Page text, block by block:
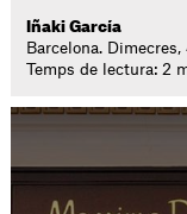
Iñaki García
Barcelona.
Temps de lectura: 2